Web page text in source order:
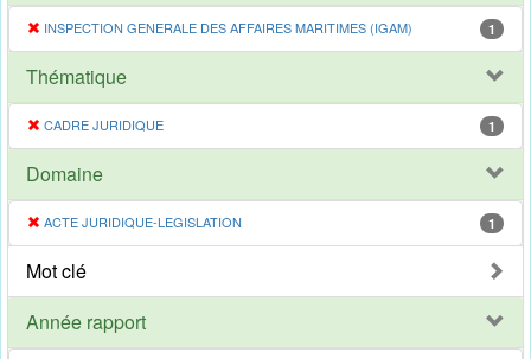
INSPECTION GENERALE DES AFFAIRES MARITIMES (IGAM) 1
Thématique
CADRE JURIDIQUE 1
Domaine
ACTE JURIDIQUE-LEGISLATION 1
Mot clé
Année rapport